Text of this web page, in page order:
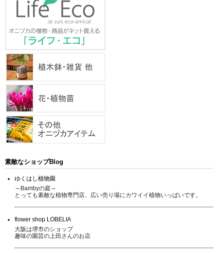
素敵なショップBlog
ゆくはし植物園
～Bambyの庭～
とっても素敵な植物専門店、広い売り場にカワイイ植物いっぱいです。
flower shop LOBELIA
大阪は堺市のショップ
趣味の園芸の上田さんのお店